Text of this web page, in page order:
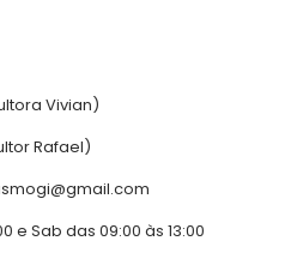
Vivian)
Rafael)
e Sab das 09:00 às 13:00